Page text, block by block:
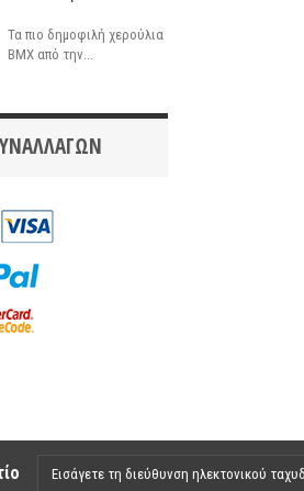
Τα πιο δημοφιλή χερούλια
BMX από την...